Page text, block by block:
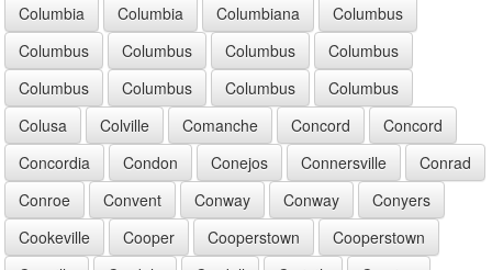
Columbia
Columbia Columbiana
Columbus
Columbus
Columbus Columbus
Columbus
Columbus
Columbus Columbus
Columbus
Colusa
Colville Comanche Concord
Concord
Concordia
Condon Conejos Connersville
Conrad
Conroe
Convent Conway Conway
Conyers
Cookeville
Cooper Cooperstown
Cooperstown